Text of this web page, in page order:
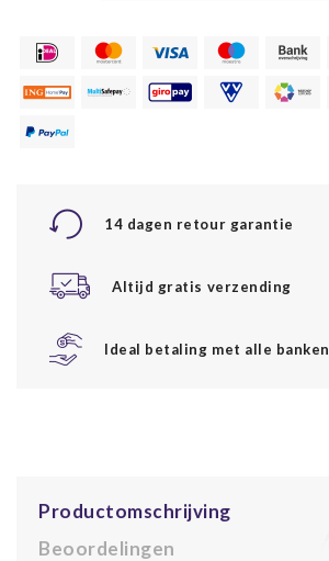
14 dagen retour garantie
Altijd gratis verzending
Ideal betaling met alle banken
Productomschrijving
Beoordelingen